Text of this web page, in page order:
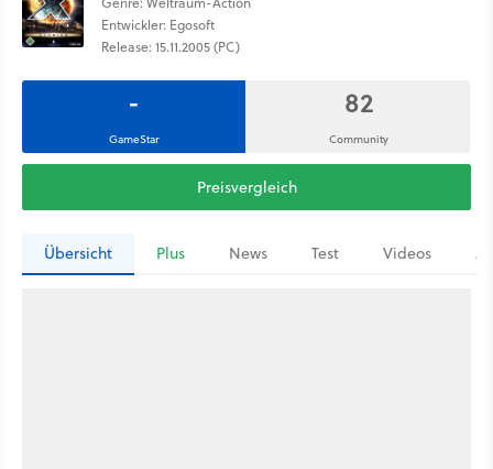
Entwickler: Egosoft
Release: 15.11.2005 (PC)
-
GameStar
82
Community
Preisvergleich
Übersicht Plus News Test Videos